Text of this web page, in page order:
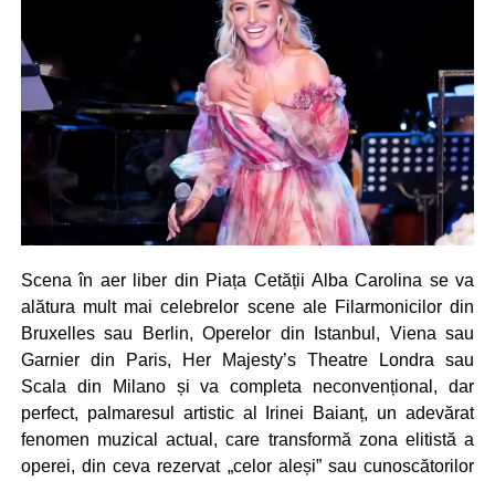
Scena în aer liber din Piața Cetății Alba Carolina se va
alătura mult mai celebrelor scene ale Filarmonicilor din
Bruxelles sau Berlin, Operelor din Istanbul, Viena sau
Garnier din Paris, Her Majesty’s Theatre Londra sau
Scala din Milano și va completa neconvențional, dar
perfect, palmaresul artistic al Irinei Baianț, un adevărat
fenomen muzical actual, care transformă zona elitistă a
operei, din ceva rezervat „celor aleși” sau cunoscătorilor